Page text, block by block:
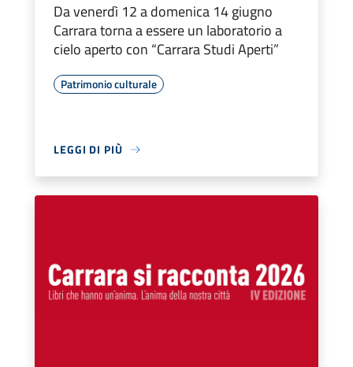
Da venerdì 12 a domenica 14 giugno
Carrara torna a essere un laboratorio a
cielo aperto con “Carrara Studi Aperti”
Patrimonio culturale
LEGGI DI PIÙ